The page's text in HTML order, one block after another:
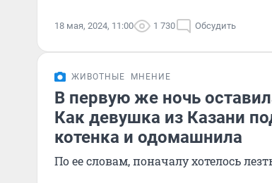
18 мая, 2024, 11:00 1 730 Обсудить
ЖИВОТНЫЕ МНЕНИЕ
В первую же ночь
Как девушка из Казани
котенка и одомашнила
По ее словам, поначалу хотелось